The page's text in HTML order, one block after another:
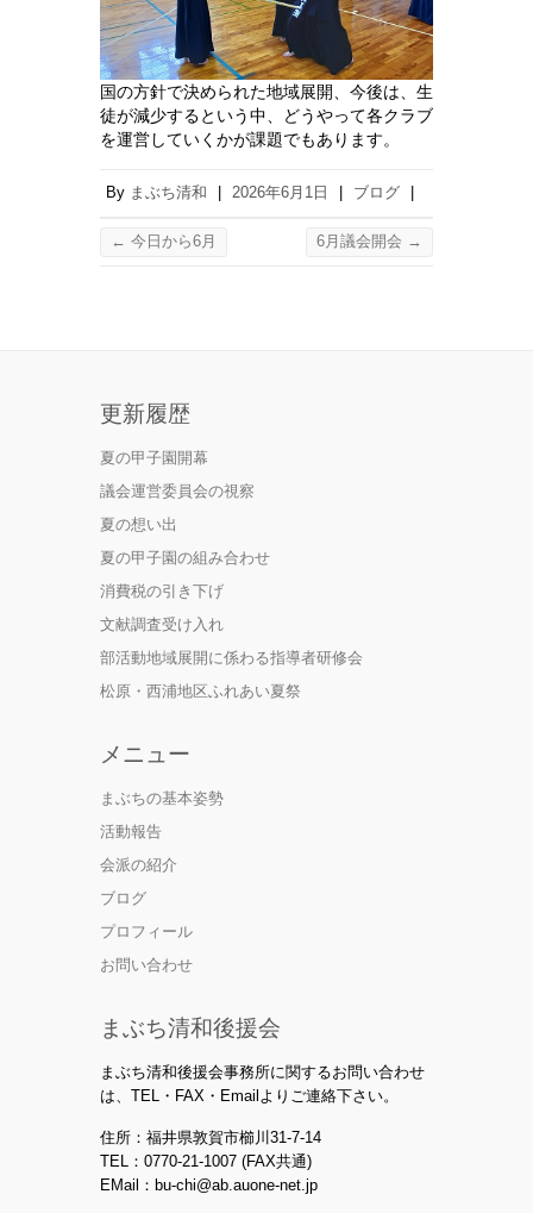
国の方針で決められた地域展開、今後は、生
徒が減少するという中、どうやって各クラブ
を運営していくかが課題でもあります。
By まぶち清和 2026年6月1日 ブログ
← 今日から6月 6月議会開会 →
更新履歴
夏の甲子園開幕
議会運営委員会の視察
夏の想い出
夏の甲子園の組み合わせ
消費税の引き下げ
文献調査受け入れ
部活動地域展開に係わる指導者研修会
松原・西浦地区ふれあい夏祭
メニュー
まぶちの基本姿勢
活動報告
会派の紹介
ブログ
プロフィール
お問い合わせ
まぶち清和後援会
まぶち清和後援会事務所に関するお問い合わせ
は、TEL・FAX・Emailよりご連絡下さい。
住所：福井県敦賀市櫛川31-7-14
TEL：0770-21-1007 (FAX共通)
EMail：bu-chi@ab.auone-net.jp